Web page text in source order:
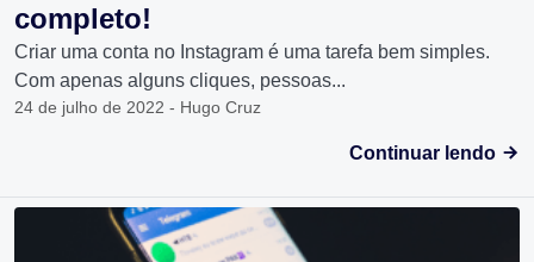
completo!
Criar uma conta no Instagram é uma tarefa bem simples.
Com apenas alguns cliques, pessoas...
24 de julho de 2022 - Hugo Cruz
Continuar lendo